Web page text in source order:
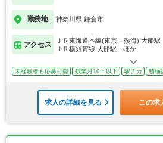
勤務地 神奈川県 鎌倉市
アクセス
ＪＲ東海道本線(東京－熱海) 大船駅
ＪＲ横須賀線 大船駅…ほか
未経験者も応募可能 残業月10ｈ以下 駅チカ 積極
求人の詳細を見る この求